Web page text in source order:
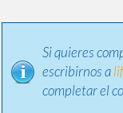
Si quieres
escribirnos a
completar el